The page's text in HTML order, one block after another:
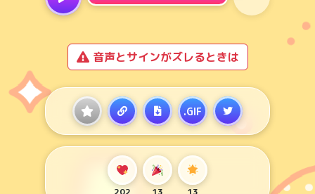
音声とサインがズレるときは
.GIF
202 13 13